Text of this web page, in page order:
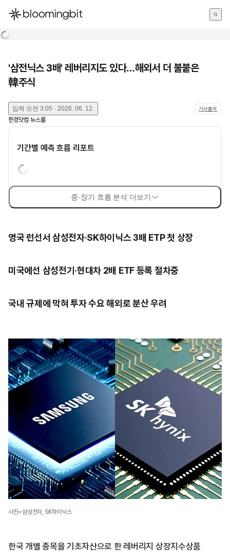
한국어
'삼전닉스 3배' 레버리지도 있다…해외서 더 불붙은
韓주식
입력 오전 3:05 · 2026. 06. 12. 기사출처
한경닷컴 뉴스룸
기간별 예측 흐름 리포트
중·장기 흐름 분석 더보기
영국 런선서 삼성전자·SK하이닉스 3배 ETP 첫 상장
미국에선 삼성전기·현대차 2배 ETF 등록 절차중
국내 규제에 막혀 투자 수요 해외로 분산 우려
사진=삼성전자, SK하이닉스
한국 개별 종목을 기초자산으로 한 레버리지 상장지수상품